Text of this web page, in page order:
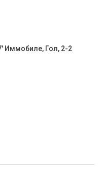
Иммобиле, Гол, 2-2